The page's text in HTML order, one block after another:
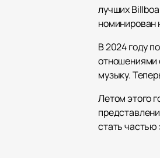
лучших
номинирован
В 2024 году
отношениями
музыку.
Летом этого
стать частью